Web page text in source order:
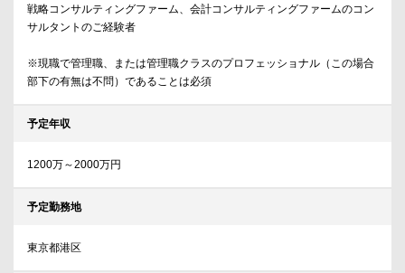
戦略コンサルティングファーム、会計コンサルティングファームのコン
サルタントのご経験者
※現職で管理職、または管理職クラスのプロフェッショナル（この場合
部下の有無は不問）であることは必須
予定年収
1200万～2000万円
予定勤務地
東京都港区